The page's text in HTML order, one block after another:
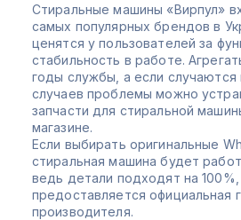
Стиральные машины «Вирпул»
самых популярных брендов в
ценятся у пользователей за
стабильность в работе.
годы службы, а если случаются
случаев проблемы можно
запчасти для стиральной
магазине.
Если выбирать оригинальные
стиральная машина будет
ведь детали подходят на 100%,
предоставляется официальная
производителя.